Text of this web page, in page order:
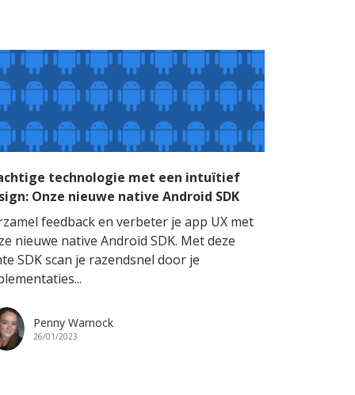
technologie met een intuïtief
Onze nieuwe native Android SDK
feedback en verbeter je app UX met
nieuwe native Android SDK. Met deze
SDK scan je razendsnel door je
Penny Warnock
26/01/2023